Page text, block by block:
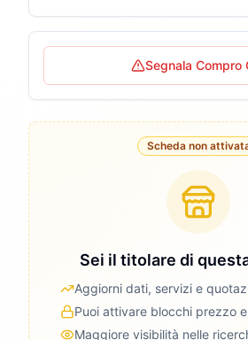
Segnala Compro
Scheda non
Sei il titolare di
Aggiorni dati, servizi e
Puoi attivare blocchi prezzo
Maggiore visibilità nelle